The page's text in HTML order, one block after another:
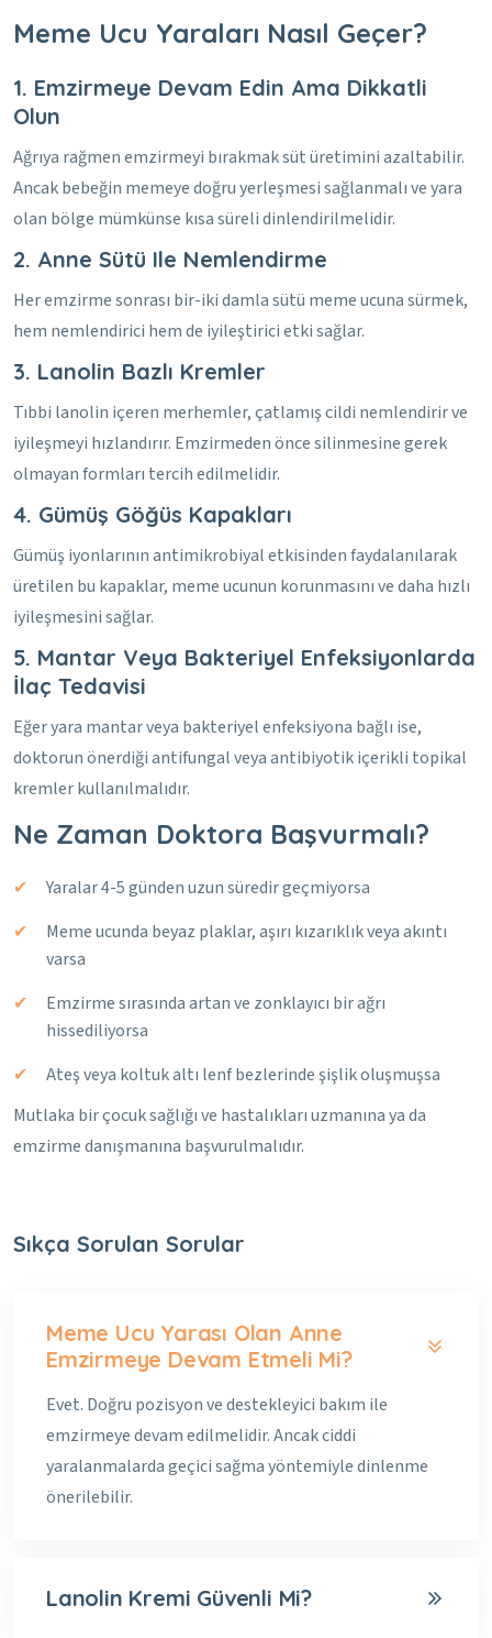
Meme Ucu Yaraları Nasıl Geçer?
1. Emzirmeye Devam Edin Ama Dikkatli
Olun
Ağrıya rağmen emzirmeyi bırakmak süt üretimini azaltabilir.
Ancak bebeğin memeye doğru yerleşmesi sağlanmalı ve yara
olan bölge mümkünse kısa süreli dinlendirilmelidir.
2. Anne Sütü Ile Nemlendirme
Her emzirme sonrası bir-iki damla sütü meme ucuna sürmek,
hem nemlendirici hem de iyileştirici etki sağlar.
3. Lanolin Bazlı Kremler
Tıbbi lanolin içeren merhemler, çatlamış cildi nemlendirir ve
iyileşmeyi hızlandırır. Emzirmeden önce silinmesine gerek
olmayan formları tercih edilmelidir.
4. Gümüş Göğüs Kapakları
Gümüş iyonlarının antimikrobiyal etkisinden faydalanılarak
üretilen bu kapaklar, meme ucunun korunmasını ve daha hızlı
iyileşmesini sağlar.
5. Mantar Veya Bakteriyel Enfeksiyonlarda
İlaç Tedavisi
Eğer yara mantar veya bakteriyel enfeksiyona bağlı ise,
doktorun önerdiği antifungal veya antibiyotik içerikli topikal
kremler kullanılmalıdır.
Ne Zaman Doktora Başvurmalı?
Yaralar 4-5 günden uzun süredir geçmiyorsa
Meme ucunda beyaz plaklar, aşırı kızarıklık veya akıntı
varsa
Emzirme sırasında artan ve zonklayıcı bir ağrı
hissediliyorsa
Ateş veya koltuk altı lenf bezlerinde şişlik oluşmuşsa
Mutlaka bir çocuk sağlığı ve hastalıkları uzmanına ya da
emzirme danışmanına başvurulmalıdır.
Sıkça Sorulan Sorular
Meme Ucu Yarası Olan Anne
Emzirmeye Devam Etmeli Mi?
Evet. Doğru pozisyon ve destekleyici bakım ile
emzirmeye devam edilmelidir. Ancak ciddi
yaralanmalarda geçici sağma yöntemiyle dinlenme
önerilebilir.
Lanolin Kremi Güvenli Mi?